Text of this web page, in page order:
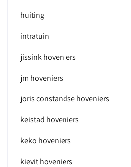
huiting
intratuin
jissink hoveniers
jm hoveniers
joris constandse hoveniers
keistad hoveniers
keko hoveniers
kievit hoveniers